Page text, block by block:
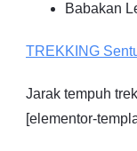
Babakan
TREKKING
Jarak tempuh
[elementor-